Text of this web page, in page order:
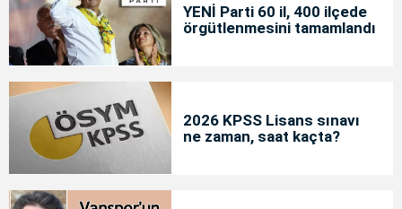
YENİ Parti 60 il, 400 ilçede
örgütlenmesini tamamlandı
2026 KPSS Lisans sınavı
ne zaman, saat kaçta?